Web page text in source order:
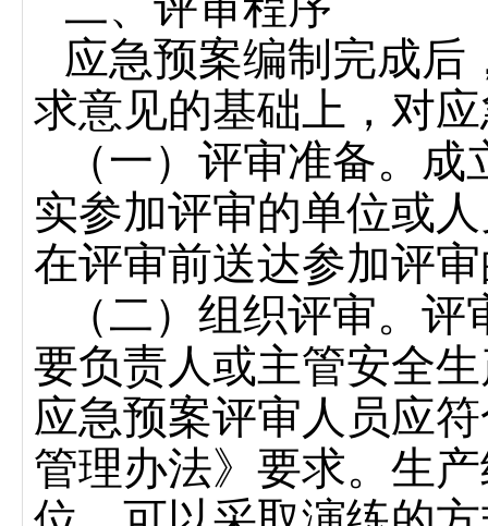
应急预案编制完成后
求意见的基础上，对
（一）评审准备。
实参加评审的单位或
在评审前送达参加评
（二）组织评审。
要负责人或主管安全
应急预案评审人员应
管理办法》要求。生